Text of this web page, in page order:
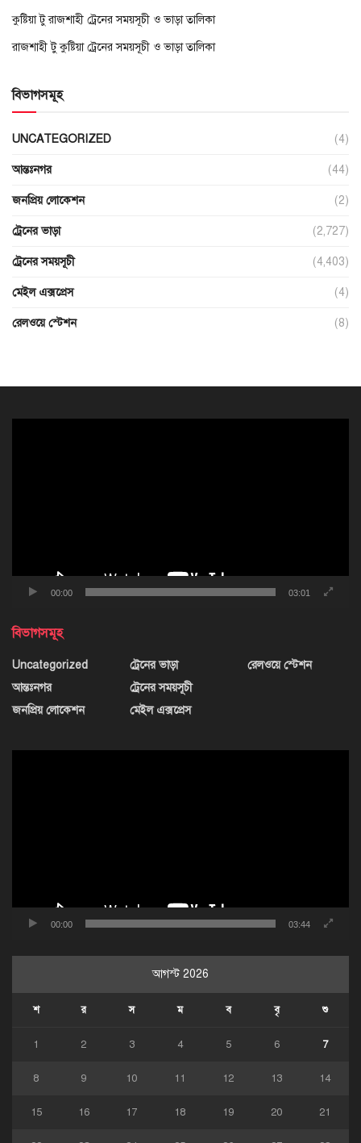
কুষ্টিয়া টু রাজশাহী ট্রেনের সময়সূচী ও ভাড়া তালিকা
রাজশাহী টু কুষ্টিয়া ট্রেনের সময়সূচী ও ভাড়া তালিকা
বিভাগসমূহ
UNCATEGORIZED (4)
আন্তঃনগর (44)
জনপ্রিয় লোকেশন (2)
ট্রেনের ভাড়া (2,727)
ট্রেনের সময়সূচী (4,403)
মেইল এক্সপ্রেস (4)
রেলওয়ে স্টেশন (8)
00:00 03:01
বিভাগসমূহ
Uncategorized
আন্তঃনগর
জনপ্রিয় লোকেশন
ট্রেনের ভাড়া
ট্রেনের সময়সূচী
মেইল এক্সপ্রেস
রেলওয়ে স্টেশন
00:00 03:44
আগস্ট 2026
শ র স ম ব বৃ শু
1 2 3 4 5 6 7
8 9 10 11 12 13 14
15 16 17 18 19 20 21